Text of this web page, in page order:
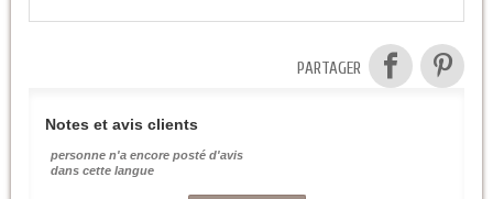
PARTAGER
Notes et avis clients
personne n'a encore posté d'avis
dans cette langue